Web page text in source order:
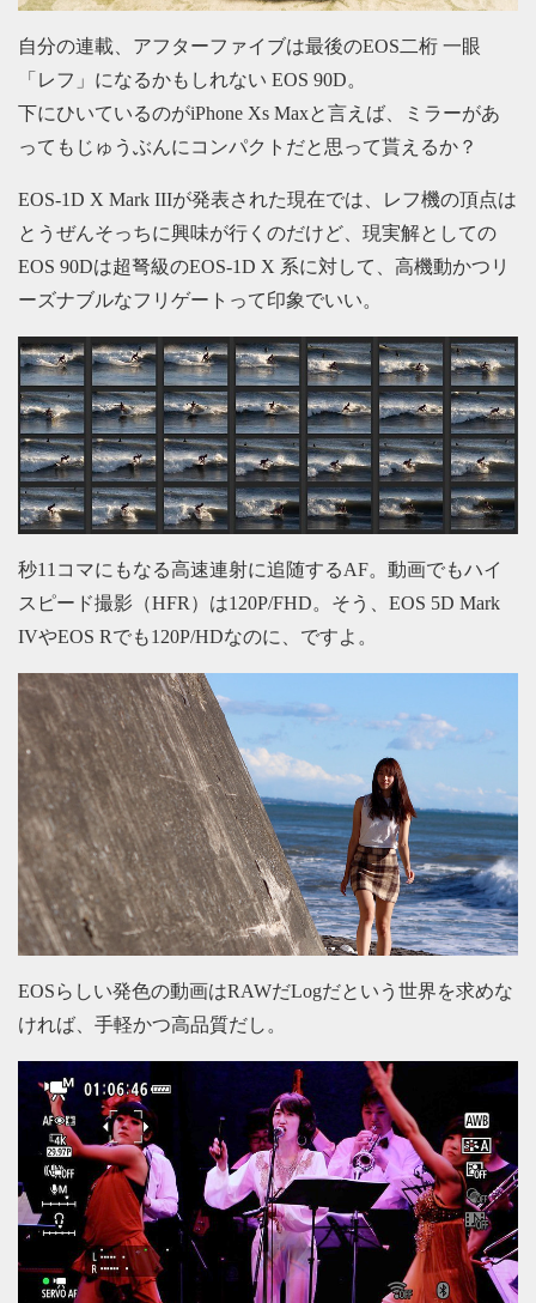
自分の連載、アフターファイブは最後のEOS二桁 一眼
「レフ」になるかもしれない EOS 90D。
下にひいているのがiPhone Xs Maxと言えば、ミラーがあ
ってもじゅうぶんにコンパクトだと思って貰えるか？
EOS-1D X Mark IIIが発表された現在では、レフ機の頂点は
とうぜんそっちに興味が行くのだけど、現実解としての
EOS 90Dは超弩級のEOS-1D X 系に対して、高機動かつリ
ーズナブルなフリゲートって印象でいい。
秒11コマにもなる高速連射に追随するAF。動画でもハイ
スピード撮影（HFR）は120P/FHD。そう、EOS 5D Mark
IVやEOS Rでも120P/HDなのに、ですよ。
EOSらしい発色の動画はRAWだLogだという世界を求めな
ければ、手軽かつ高品質だし。